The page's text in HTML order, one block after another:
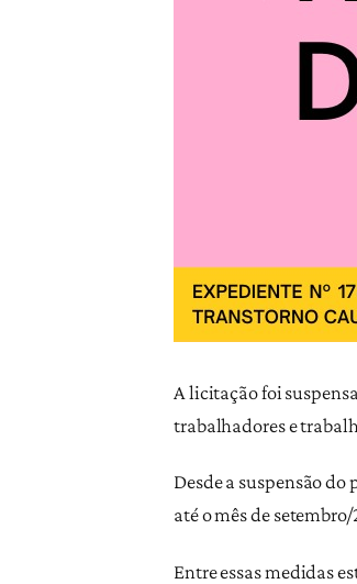
A licitação foi
trabalhadores e
Desde a suspensão
até o mês de
Entre essas medidas